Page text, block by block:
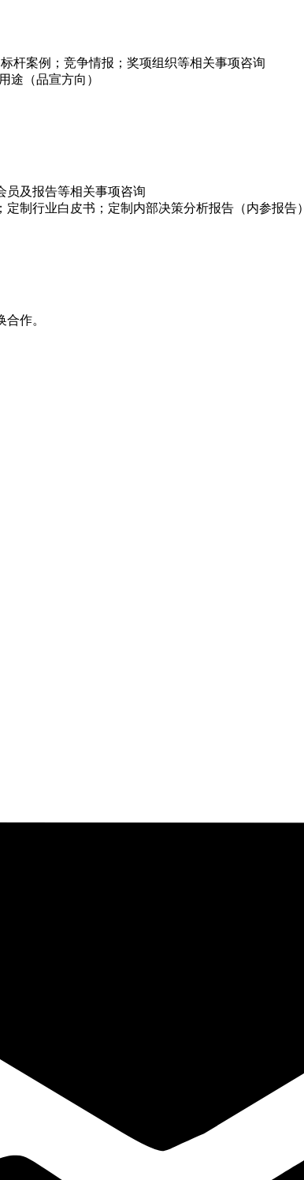
杆案例；竞争情报；奖项组织等相关事项咨询
途（品宣方向）
员及报告等相关事项咨询
制行业白皮书；定制内部决策分析报告（内参报告）
作。